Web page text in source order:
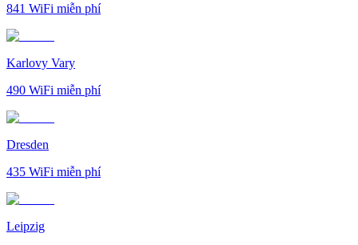
841 WiFi miễn phí
Karlovy Vary
490 WiFi miễn phí
Dresden
435 WiFi miễn phí
Leipzig